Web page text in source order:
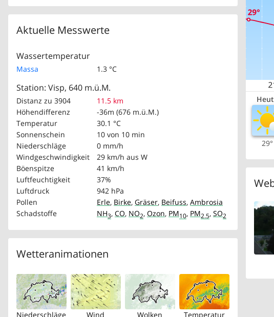
Aktuelle Messwerte
Wassertemperatur
Massa 1.3 °C
Station: Visp, 640 m.ü.M.
Distanz zu 3904
11.5 km
Höhendifferenz
-36m (676 m.ü.M.)
Temperatur
30.1 °C
Sonnenschein
10 von 10 min
Niederschläge
0 mm/h
Windgeschwindigkeit
29 km/h aus W
Böenspitze
41 km/h
Luftfeuchtigkeit
37%
Luftdruck
942 hPa
Pollen
Erle, Birke, Gräser, Beifuss, Ambrosia
Schadstoffe
NH3, CO, NO2, Ozon, PM10, PM2.5, SO2
Wetteranimationen
Niederschläge Wind Wolken Temperatur
29°